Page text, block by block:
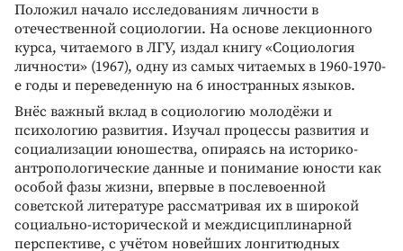
Положил начало исследованиям личности в
отечественной социологии. На основе лекционного
курса, читаемого в ЛГУ, издал книгу «Социология
личности» (1967), одну из самых читаемых в 1960-1970-
е годы и переведенную на 6 иностранных языков.
Внёс важный вклад в социологию молодёжи и
психологию развития. Изучал процессы развития и
социализации юношества, опираясь на историко-
антропологические данные и понимание юности как
особой фазы жизни, впервые в послевоенной
советской литературе рассматривая их в широкой
социально-исторической и междисциплинарной
перспективе, с учётом новейших лонгитюдных